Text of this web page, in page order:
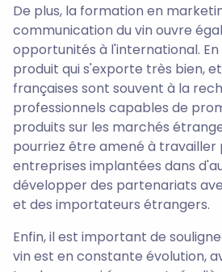
De plus, la formation en
communication du vin ouvre
opportunités à l'international.
produit qui s'exporte très bien,
françaises sont souvent à la
professionnels capables de
produits sur les marchés
pourriez être amené à travailler
entreprises implantées dans
développer des partenariats
et des importateurs étrangers.
Enfin, il est important de
vin est en constante évolution,